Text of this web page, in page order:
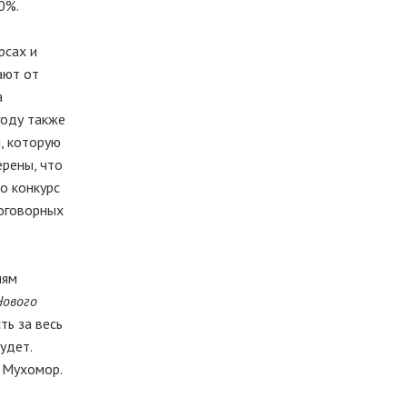
и
от
также
которую
что
конкурс
за весь
Мухомор.